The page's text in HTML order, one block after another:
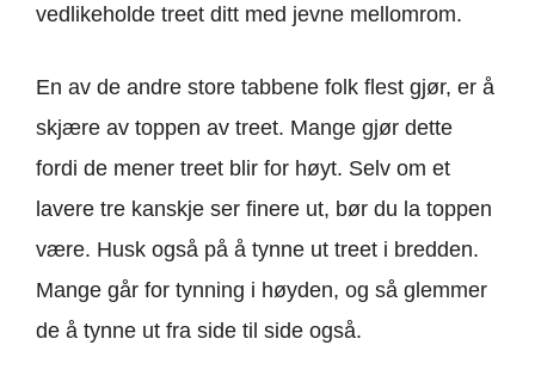
vedlikeholde treet ditt med jevne mellomrom.
En av de andre store tabbene folk flest gjør, er å
skjære av toppen av treet. Mange gjør dette
fordi de mener treet blir for høyt. Selv om et
lavere tre kanskje ser finere ut, bør du la toppen
være. Husk også på å tynne ut treet i bredden.
Mange går for tynning i høyden, og så glemmer
de å tynne ut fra side til side også.